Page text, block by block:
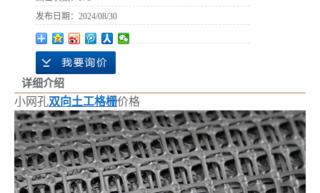
发布日期： 2024/08/30
详细介绍
小网孔双向土工格栅价格